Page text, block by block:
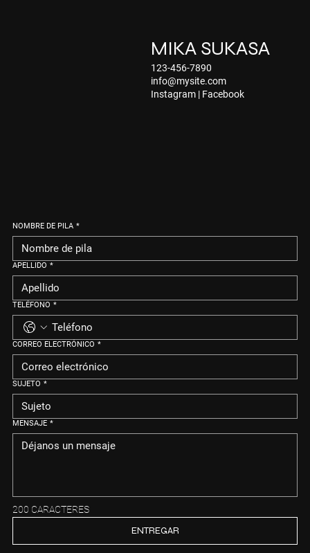
MIKA SUKASA
123-456-7890
info@mysite.com
Instagram | Facebook
NOMBRE DE PILA *
APELLIDO *
TELÉFONO *
CORREO ELECTRÓNICO *
SUJETO *
MENSAJE *
200 CARACTERES
ENTREGAR